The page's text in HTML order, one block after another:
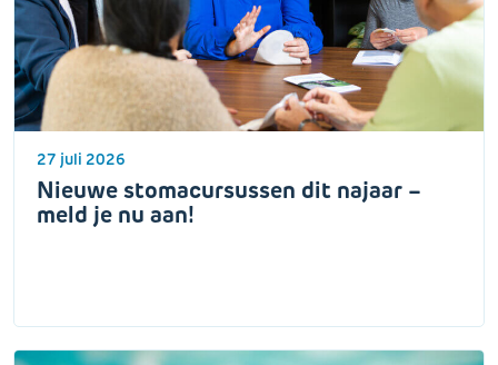
27 juli 2026
Nieuwe stomacursussen dit najaar –
meld je nu aan!